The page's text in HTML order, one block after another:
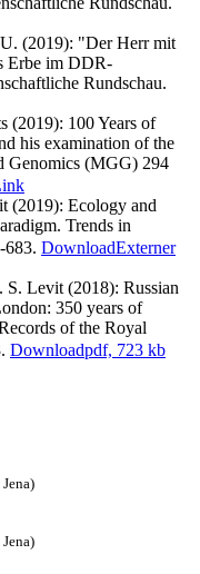
(2019): "Der Herr mit
Erbe im DDR-
Rundschau.
(2019): 100 Years of
his examination of the
Genomics (MGG) 294
(2019): Ecology and
Trends in
683. DownloadExterner
Levit (2018): Russian
350 years of
of the Royal
Downloadpdf, 723 kb